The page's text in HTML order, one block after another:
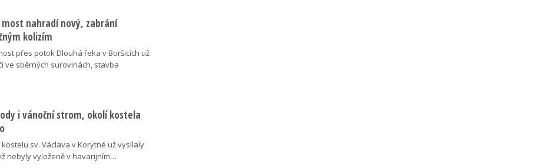
nahradí nový, zabrání
kolizím
přes potok Dlouhá řeka v Boršicích už
ve sběrných surovinách, stavba
i vánoční strom, okolí kostela
kostelu sv. Václava v Korytné už vysílaly
nebyly vyloženě v havarijním…